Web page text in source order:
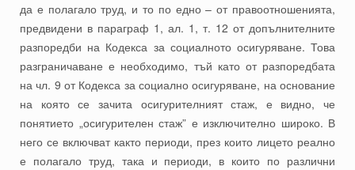
да е полагало труд, и то по едно – от правоотношенията,
предвидени в параграф 1, ал. 1, т. 12 от допълнителните
разпоредби на Кодекса за социалното осигуряване. Това
разграничаване е необходимо, тъй като от разпоредбата
на чл. 9 от Кодекса за социално осигуряване, на основание
на която се зачита осигурителният стаж, е видно, че
понятието „осигурителен стаж” е изключително широко. В
него се включват както периоди, през които лицето реално
е полагало труд, така и периоди, в които по различни